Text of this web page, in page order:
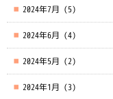
2024年7月 (5)
2024年6月 (4)
2024年5月 (2)
2024年1月 (3)